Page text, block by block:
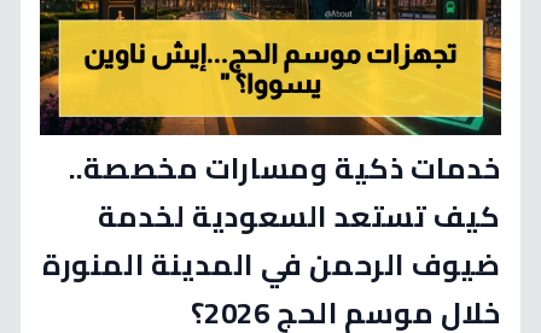
خدمات ذكية ومسارات مخصصة..
كيف تستعد السعودية لخدمة
ضيوف الرحمن في المدينة المنورة
خلال موسم الحج 2026؟